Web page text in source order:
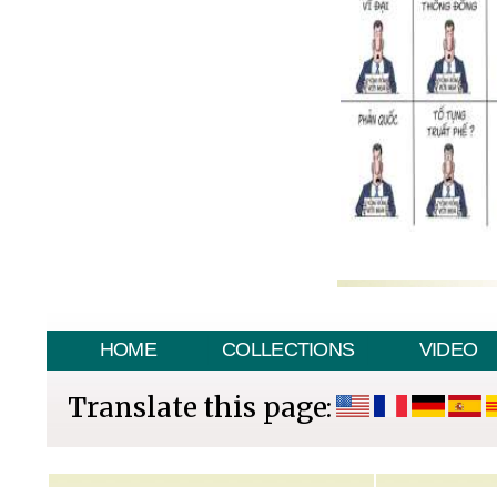
HOME COLLECTIONS VIDEO
Translate this page: